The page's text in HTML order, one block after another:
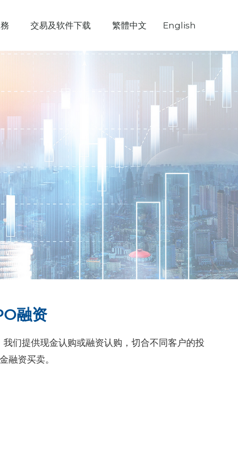
交易及软件下载 繁體中文 English
融资
们提供现金认购或融资认购，切合不同客户的投
融资买卖。